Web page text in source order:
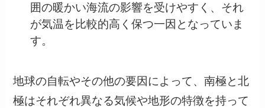
囲の暖かい海流の影響を受けやすく、それ
が気温を比較的高く保つ一因となっていま
す。
地球の自転やその他の要因によって、南極と北
極はそれぞれ異なる気候や地形の特徴を持って